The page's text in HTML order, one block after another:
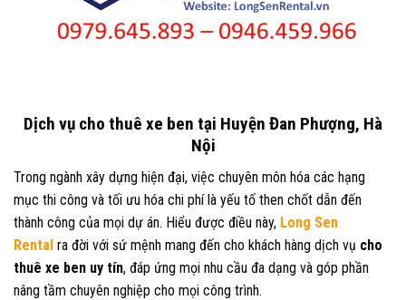
Dịch vụ cho thuê xe ben tại Huyện Đan Phượng, Hà
Nội
Trong ngành xây dựng hiện đại, việc chuyên môn hóa các hạng
mục thi công và tối ưu hóa chi phí là yếu tố then chốt dẫn đến
thành công của mọi dự án. Hiểu được điều này, Long Sen
Rental ra đời với sứ mệnh mang đến cho khách hàng dịch vụ cho
thuê xe ben uy tín, đáp ứng mọi nhu cầu đa dạng và góp phần
nâng tầm chuyên nghiệp cho mọi công trình.